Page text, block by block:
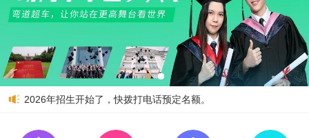
2026年招生开始了，快拨打电话预定名额。